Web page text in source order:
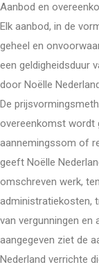
Aanbod en
Elk aanbod, in de
geheel en
een geldigheidsduur
door Noëlle
De
overeenkomst wordt
aannemingssom of
geeft Noëlle
omschreven werk,
administratiekosten,
van vergunningen en
aangegeven ziet de
Nederland verrichte